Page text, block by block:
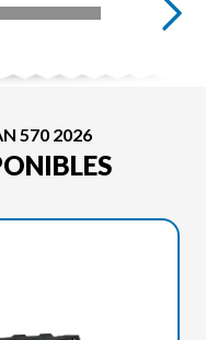
570 2026